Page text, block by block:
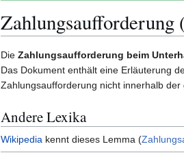
Zahlungsaufforderung
Zur
Navigation
springen
Zur
Suche
springen
Die Zahlungsaufforderung beim
Das Dokument enthält eine Erläuterung
Zahlungsaufforderung nicht innerhalb
Andere Lexika
Wikipedia kennt dieses Lemma (